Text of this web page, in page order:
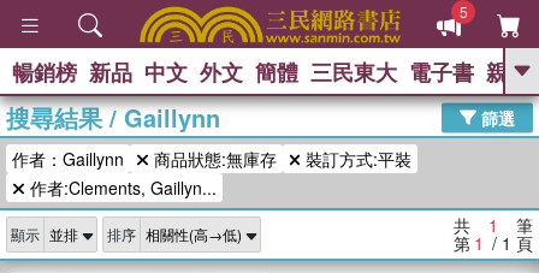
5
GO
熱搜：
暢銷榜 新品 中文 外文 簡體 三民東大 電子書 親子
搜尋結果/Gaillynn
篩選
作者：Gaillynn
商品狀態:無庫存
裝訂方式:平裝
作者:Clements, Gaillyn...
顯示 排序 共 1 筆
第 1 / 1 頁